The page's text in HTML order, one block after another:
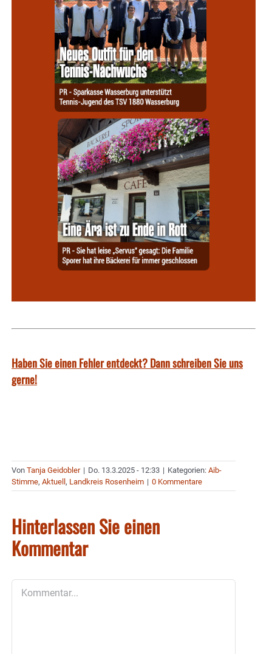
Haben Sie einen Fehler entdeckt? Dann schreiben Sie uns
gerne!
Von Tanja Geidobler | Do. 13.3.2025 - 12:33 | Kategorien: Aib-
Stimme, Aktuell , Landkreis Rosenheim | 0 Kommentare
Hinterlassen Sie einen
Kommentar